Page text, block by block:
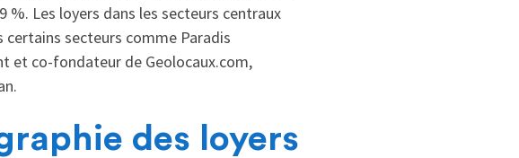
%. Les loyers dans les secteurs centraux
secteurs comme Paradis
et co-fondateur de Geolocaux.com,
des loyers